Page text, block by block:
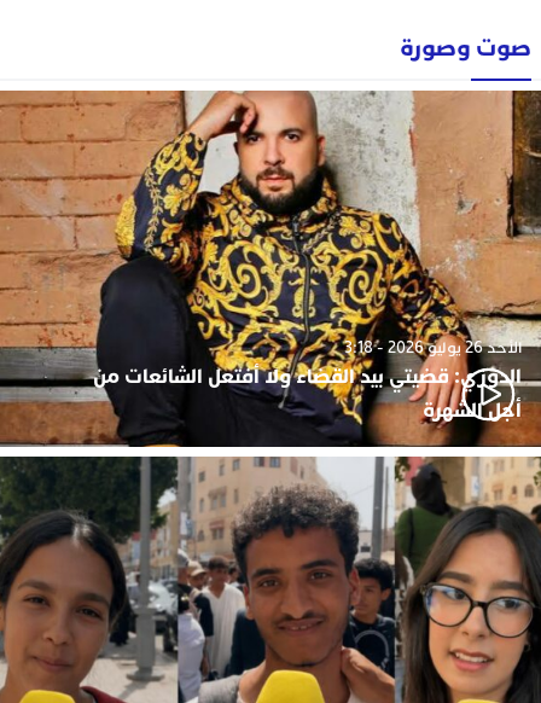
صوت وصورة
الأحد 26 يوليو 2026 - 3:18
الدوزي: قضيتي بيد القضاء ولا أفتعل الشائعات من
أجل الشهرة